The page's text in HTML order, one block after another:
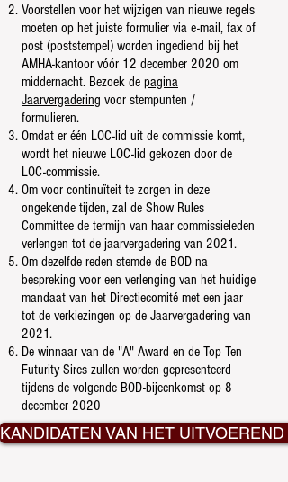
Voorstellen voor het wijzigen van nieuwe regels
moeten op het juiste formulier via e-mail, fax of
post (poststempel) worden ingediend bij het
AMHA-kantoor vóór 12 december 2020 om
middernacht. Bezoek de pagina
Jaarvergadering voor stempunten /
formulieren.
Omdat er één LOC-lid uit de commissie komt,
wordt het nieuwe LOC-lid gekozen door de
LOC-commissie.
Om voor continuïteit te zorgen in deze
ongekende tijden, zal de Show Rules
Committee de termijn van haar commissieleden
verlengen tot de jaarvergadering van 2021.
Om dezelfde reden stemde de BOD na
bespreking voor een verlenging van het huidige
mandaat van het Directiecomité met een jaar
tot de verkiezingen op de Jaarvergadering van
2021.
De winnaar van de "A" Award en de Top Ten
Futurity Sires zullen worden gepresenteerd
tijdens de volgende BOD-bijeenkomst op 8
december 2020
KANDIDATEN VAN HET UITVOEREND